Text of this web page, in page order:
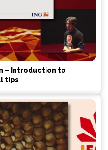
– Introduction to
tips